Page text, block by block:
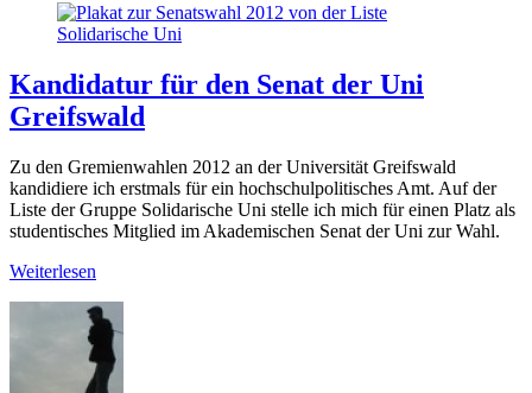
Kandidatur für den Senat der Uni
Greifswald
Zu den Gremienwahlen 2012 an der Universität Greifswald
kandidiere ich erstmals für ein hochschulpolitisches Amt. Auf der
Liste der Gruppe Solidarische Uni stelle ich mich für einen Platz als
studentisches Mitglied im Akademischen Senat der Uni zur Wahl.
Weiterlesen